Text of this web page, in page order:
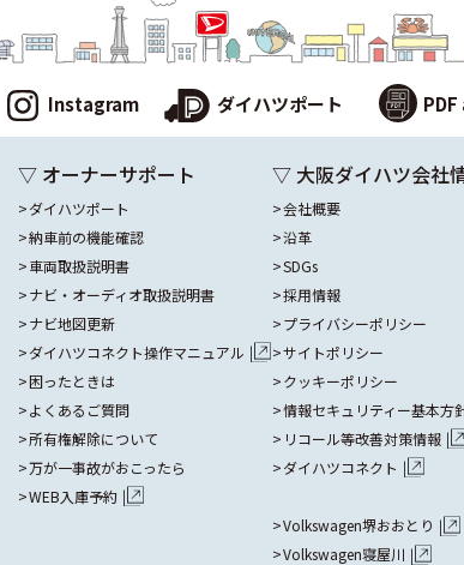
Instagram ダイハツポート
▽ オーナーサポート
ダイハツポート
納車前の機能確認
車両取扱説明書
ナビ・オーディオ取扱説明書
ナビ地図更新
ダイハツコネクト操作マニュアル
困ったときは
よくあるご質問
所有権解除について
万が一事故がおこったら
WEB入庫予約
▽ 大阪ダイハツ会社
会社概要
沿革
SDGs
採用情報
プライバシーポリシー
サイトポリシー
クッキーポリシー
情報セキュリティー基本方
リコール等改善対策情報
ダイハツコネクト
Volkswagen堺おおとり
Volkswagen寝屋川